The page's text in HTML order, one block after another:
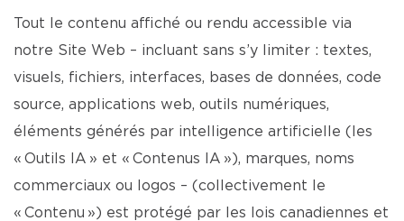
Tout le contenu affiché ou rendu accessible via
notre Site Web – incluant sans s’y limiter : textes,
visuels, fichiers, interfaces, bases de données, code
source, applications web, outils numériques,
éléments générés par intelligence artificielle (les
« Outils IA » et « Contenus IA »), marques, noms
commerciaux ou logos – (collectivement le
« Contenu ») est protégé par les lois canadiennes et